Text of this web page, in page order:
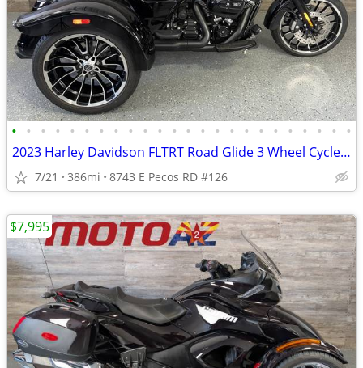
• • • • • • • • • • • • • • • • • • • • • • • •
2023 Harley Davidson FLTRT Road Glide 3 Wheel Cycle Trike LIKE NEW!
7/21 386mi 8743 E Pecos RD #126
$7,995